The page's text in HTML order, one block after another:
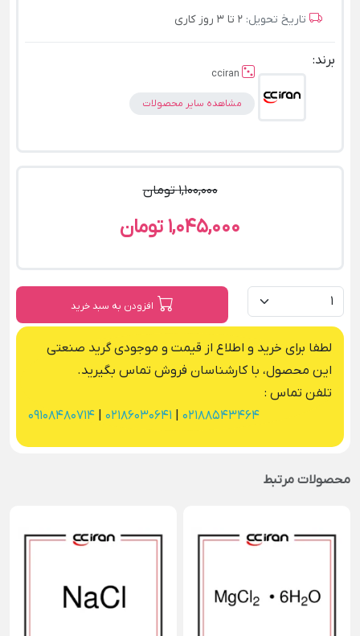
تاریخ تحویل: 2 تا 3 روز کاری
برند:
cciran
مشاهده سایر محصولات
1,100,000 تومان
1,045,000 تومان
افزودن به سبد خرید
لطفا برای خرید و اطلاع از قیمت و موجودی گرید صنعتی
این محصول، با کارشناسان فروش تماس بگیرید.
تلفن تماس :
02188543464
02186030641
09108480714
محصولات مرتبط